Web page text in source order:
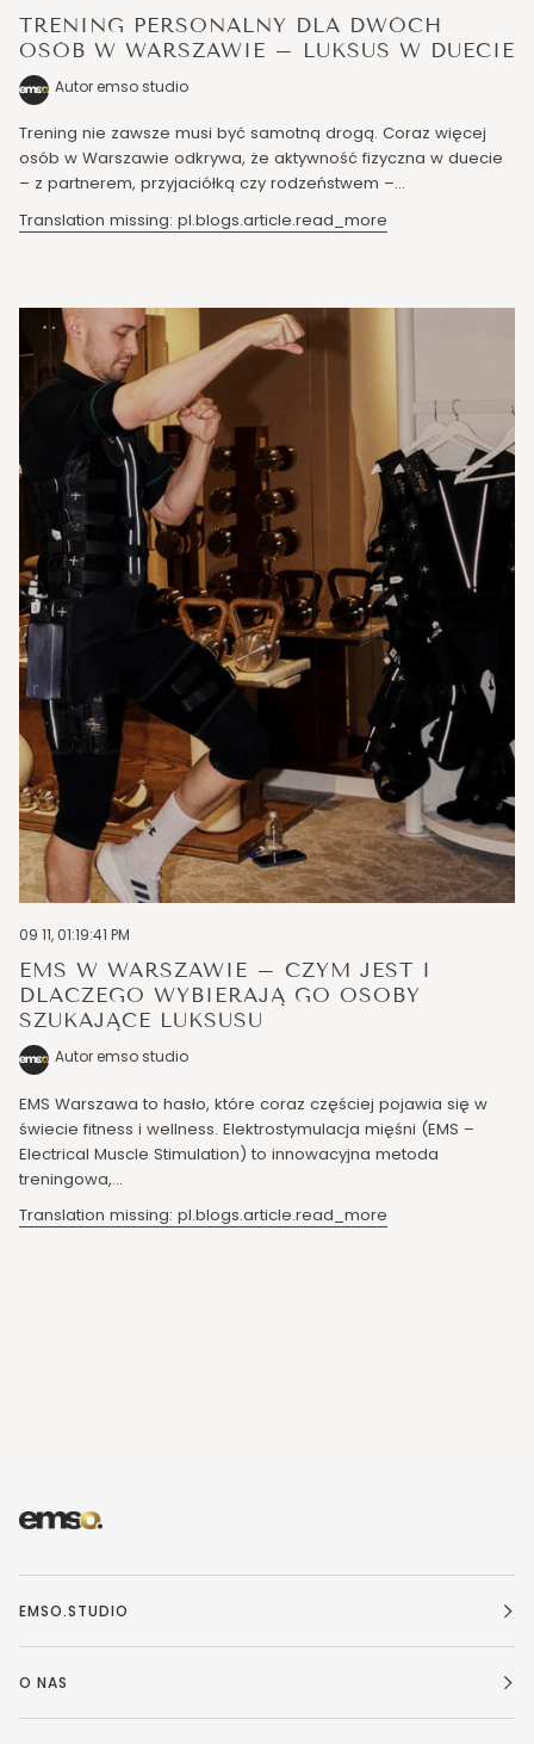
TRENING PERSONALNY DLA DWÓCH
OSÓB W WARSZAWIE – LUKSUS W DUECIE
Autor emso studio
Trening nie zawsze musi być samotną drogą. Coraz więcej
osób w Warszawie odkrywa, że aktywność fizyczna w duecie
– z partnerem, przyjaciółką czy rodzeństwem –...
Translation missing: pl.blogs.article.read_more
09 11, 01:19:41 PM
EMS W WARSZAWIE – CZYM JEST I
DLACZEGO WYBIERAJĄ GO OSOBY
SZUKAJĄCE LUKSUSU
Autor emso studio
EMS Warszawa to hasło, które coraz częściej pojawia się w
świecie fitness i wellness. Elektrostymulacja mięśni (EMS –
Electrical Muscle Stimulation) to innowacyjna metoda
treningowa,...
Translation missing: pl.blogs.article.read_more
EMSO.STUDIO
O NAS